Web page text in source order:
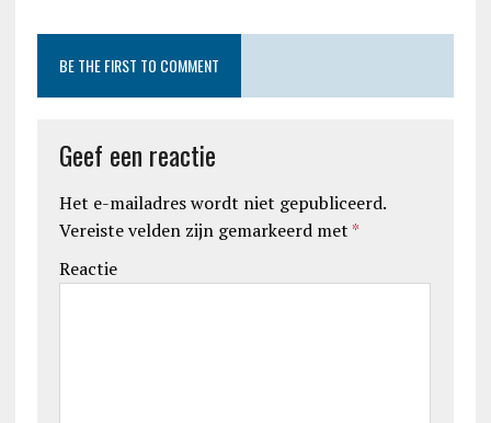
BE THE FIRST TO COMMENT
Geef een reactie
Het e-mailadres wordt niet gepubliceerd.
Vereiste velden zijn gemarkeerd met *
Reactie